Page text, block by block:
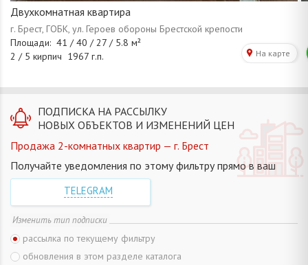
Двухкомнатная квартира
ПОДПИСКА НА РАССЫЛКУ
НОВЫХ ОБЪЕКТОВ И ИЗМЕНЕНИЙ ЦЕН
Продажа 2-комнатных квартир — г. Брест
Получайте уведомления по этому фильтру прямо в ваш
TELEGRAM
Изменить тип подписки
рассылка по текущему фильтру
обновления в этом разделе каталога